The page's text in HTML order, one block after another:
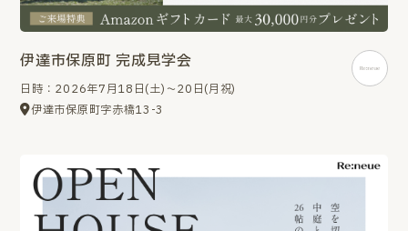
伊達市保原町 完成見学会
日時：2026年7月18日(土)～20日(月祝)
伊達市保原町字赤橋13-3